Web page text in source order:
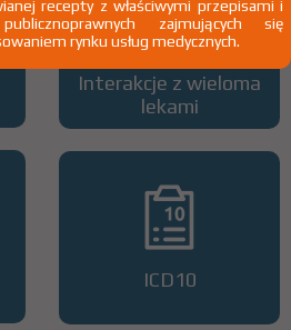
Interakcje z wieloma
lekami
ICD10
recepty z właściwymi przepisami i
zajmujących się
rynku usług medycznych.